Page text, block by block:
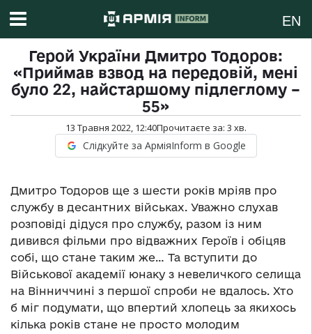
EN
Герой України Дмитро Тодоров:
«Приймав взвод на передовій, мені
було 22, найстаршому підлеглому –
55»
13 Травня 2022, 12:40Прочитаєте за: 3 хв.
Слідкуйте за АрміяInform в Google
Дмитро Тодоров ще з шести років мріяв про
службу в десантних військах. Уважно слухав
розповіді дідуся про службу, разом із ним
дивився фільми про відважних Героїв і обіцяв
собі, що стане таким же… Та вступити до
Військової академії юнаку з невеличкого селища
на Вінниччині з першої спроби не вдалось. Хто
б міг подумати, що впертий хлопець за якихось
кілька років стане не просто молодим